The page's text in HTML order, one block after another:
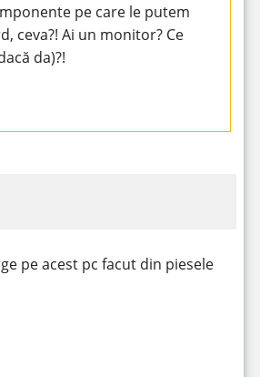
pe care le putem
ceva?! Ai un monitor? Ce
da)?!
pe acest pc facut din piesele